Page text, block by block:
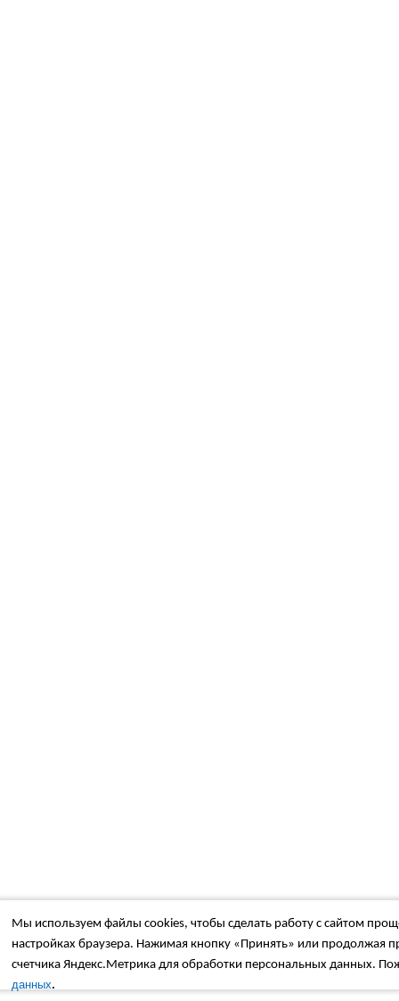
Мы используем файлы cookies, чтобы сделать работу с сайтом
настройках браузера. Нажимая кнопку «Принять» или продолжая
счетчика Яндекс.Метрика для обработки персональных данных.
данных.